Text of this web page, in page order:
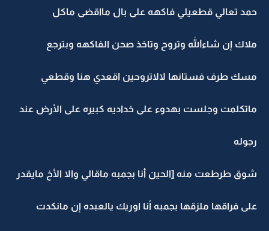
حمد تعالي قطعيلي فاكهه على بال مااقضى ماكل
ملاك إن شاءالله وتروح وتاخذ صحن الفاكهه وبترجع
مسك طرف فستانها لالاتروحين اقعدي هنا وقطعي
ماتكلمت وجلست بهدوء على خداديه كبيره على الأرض عند
رجوله
شوق طرطعت منه [الحين أنا بجمبه ماقالي والا الأخ مايقدر
على فراقها ملزقها بجمبه أنا اوريك يالعبده إن مانكدت